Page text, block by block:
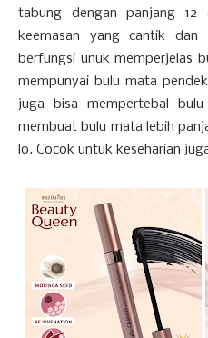
tabung dengan panjang 12
keemasan yang cantik dan
berfungsi unuk memperjelas
mempunyai bulu mata
juga bisa mempertebal
membuat bulu mata lebih
lo. Cocok untuk keseharian